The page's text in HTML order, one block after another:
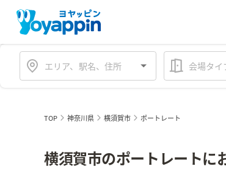
会場タイ
TOP 神奈川県 横須賀市 ポートレート
横須賀市のポートレートに